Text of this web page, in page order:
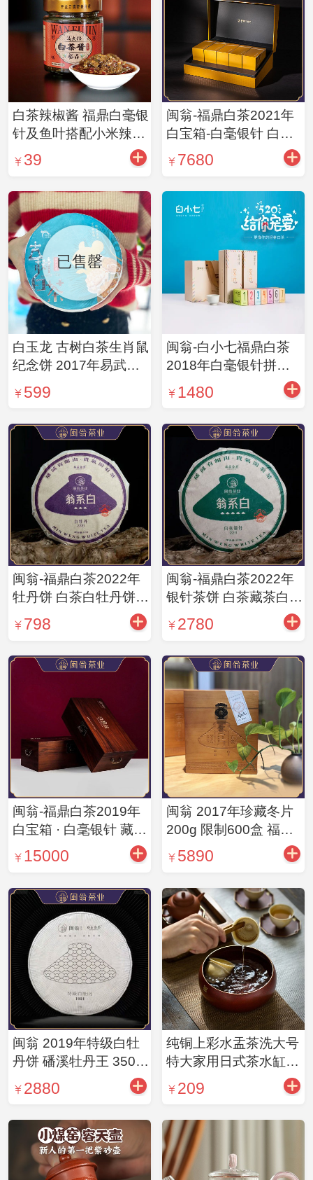
白茶辣椒酱 福鼎白毫银
针及鱼叶搭配小米辣椒
酱 辣而不燥 回味甘甜
200g/瓶
39
闽翁-福鼎白茶2021年
白宝箱-白毫银针 白茶
藏茶白毫银针400g
7680
已售罄
白玉龙 古树白茶生肖鼠
纪念饼 2017年易武贡
眉精品双子饼 两片装
360g
599
闽翁-白小七福鼎白茶
2018年白毫银针拼配
54g1480
闽翁-福鼎白茶2022年
牡丹饼 白茶白牡丹饼茶
350g/饼
798
闽翁-福鼎白茶2022年
银针茶饼 白茶藏茶白毫
银针饼茶350g/饼
2780
闽翁-福鼎白茶2019年
白宝箱 · 白毫银针 藏茶
白茶白毫银针560g/盒
15000
闽翁 2017年珍藏冬片
200g 限制600盒 福鼎
白茶
5890
闽翁 2019年特级白牡
丹饼 磻溪牡丹王 350g/
2880
纯铜上彩水盂茶洗大号
特大家用日式茶水缸小
号建水水洗 铜茶洗-红
209